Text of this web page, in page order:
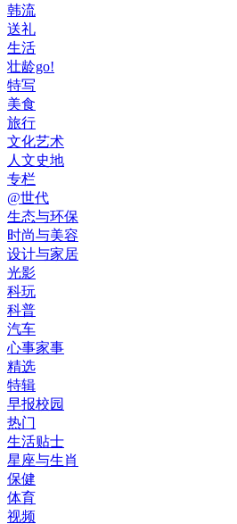
韩流
送礼
生活
壮龄go!
特写
美食
旅行
文化艺术
人文史地
专栏
@世代
生态与环保
时尚与美容
设计与家居
光影
科玩
科普
汽车
心事家事
精选
特辑
早报校园
热门
生活贴士
星座与生肖
保健
体育
视频